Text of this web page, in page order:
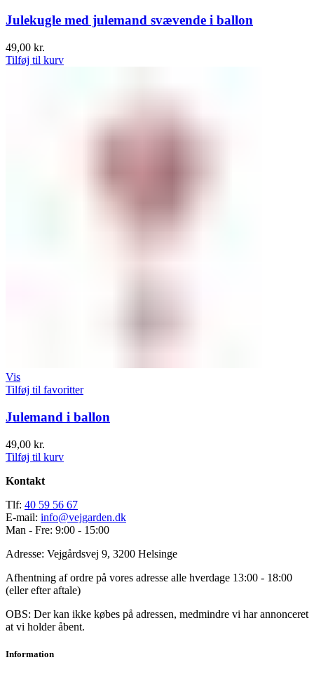
Julekugle med julemand svævende i ballon
49,00 kr.
Tilføj til kurv
Vis
Tilføj til favoritter
Julemand i ballon
49,00 kr.
Tilføj til kurv
Kontakt
Tlf: 40 59 56 67
E-mail: info@vejgarden.dk
Man - Fre: 9:00 - 15:00
Adresse: Vejgårdsvej 9, 3200 Helsinge
Afhentning af ordre på vores adresse alle hverdage 13:00 - 18:00
(eller efter aftale)
OBS: Der kan ikke købes på adressen, medmindre vi har annonceret
at vi holder åbent.
Information